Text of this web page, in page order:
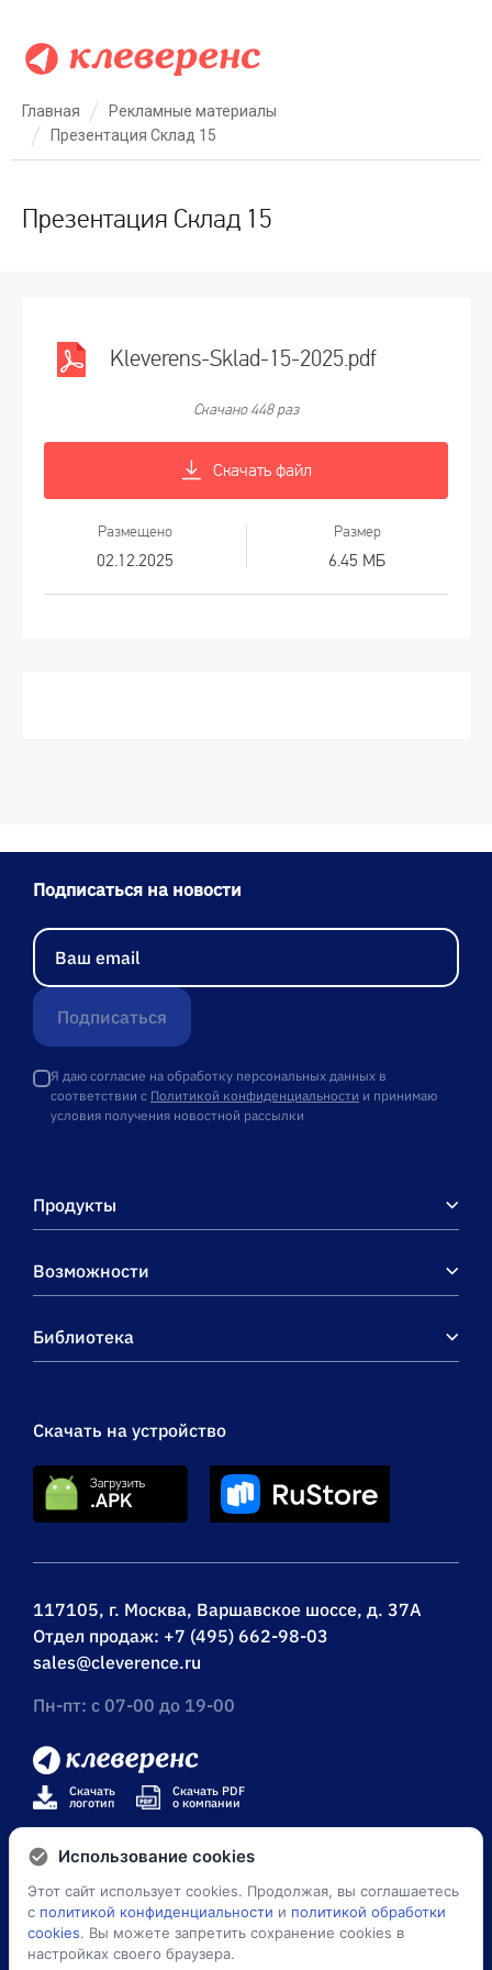
Главная
Рекламные материалы
Презентация Склад 15
Презентация Склад 15
Kleverens-Sklad-15-2025.pdf
Скачано 448 раз
Скачать файл
Размещено
02.12.2025
Размер
6.45 МБ
Использование cookies
Этот сайт использует cookies. Продолжая, вы соглашаетесь
с политикой конфиденциальности и политикой обработки
cookies. Вы можете запретить сохранение cookies в
настройках своего браузера.
Подписаться на новости
Подписаться
Я даю согласие на обработку персональных данных в
соответствии с Политикой конфиденциальности и принимаю
условия получения новостной рассылки
117105, г. Москва, Варшавское шоссе, д. 37А
Отдел продаж: +7 (495) 662-98-03
sales@cleverence.ru
Пн-пт: с 07-00 до 19-00
Скачать на устройство
Скачать
логотип
Скачать PDF
о компании
Продукты
Возможности
Библиотека
© Клеверенс 2026
Политика конфиденциальности